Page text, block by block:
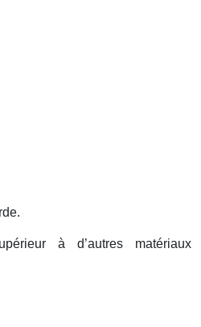
à d’autres matériaux